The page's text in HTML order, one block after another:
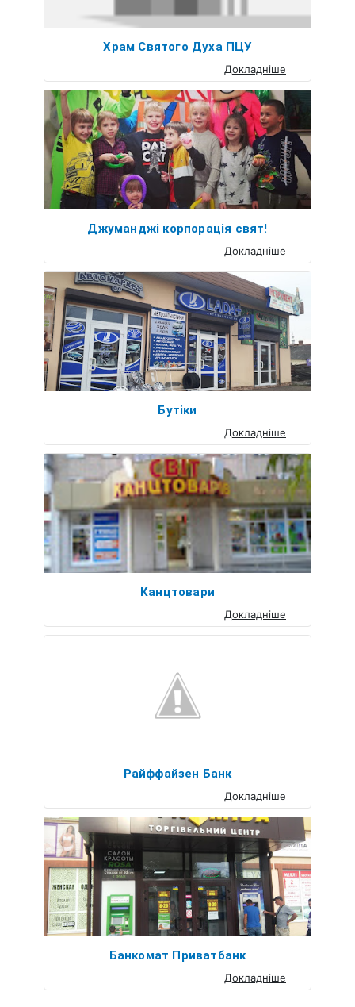
Храм Святого Духа ПЦУ
Докладніше
Джуманджі корпорація свят!
Докладніше
Бутіки
Докладніше
Канцтовари
Докладніше
Райффайзен Банк
Докладніше
Банкомат Приватбанк
Докладніше